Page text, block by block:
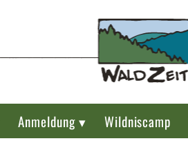
Anmeldung ▾ Wildniscamp